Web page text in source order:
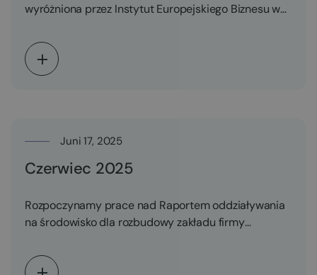
wyróżniona przez Instytut Europejskiego Biznesu w
Juni 17, 2025
Czerwiec 2025
Rozpoczynamy prace nad Raportem oddziaływania
na środowisko dla rozbudowy zakładu firmy